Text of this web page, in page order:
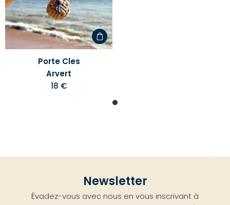
liste
d'envies
Porte Cles
Arvert
18 €
Newsletter
Évadez-vous avec nous en vous inscrivant à